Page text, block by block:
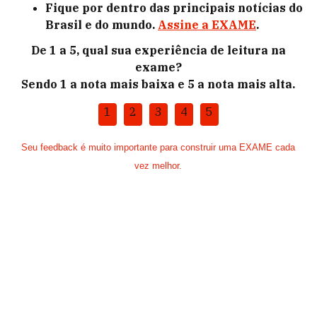
Fique por dentro das principais notícias do
Brasil e do mundo. Assine a EXAME.
De 1 a 5, qual sua experiência de leitura na
exame?
Sendo 1 a nota mais baixa e 5 a nota mais alta.
1
2 3 4 5
Seu feedback é muito importante para construir uma EXAME cada
vez melhor.